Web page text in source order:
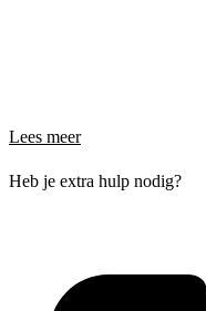
Lees meer
Heb je extra hulp nodig?